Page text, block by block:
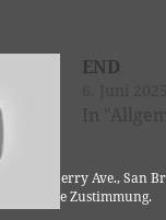
901 Cherry Ave., San
Ihre Zustimmung.
END